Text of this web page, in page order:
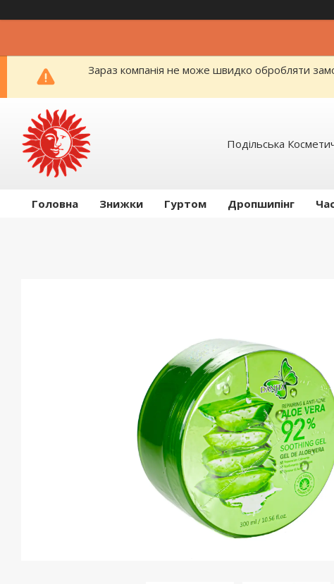
Зараз компанія не може швидко обробляти
Подільська
Головна Знижки Гуртом Дропшипінг